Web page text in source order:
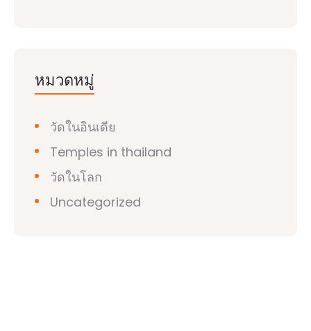
หมวดหมู่
วัดในอินเดีย
Temples in thailand
วัดในโลก
Uncategorized